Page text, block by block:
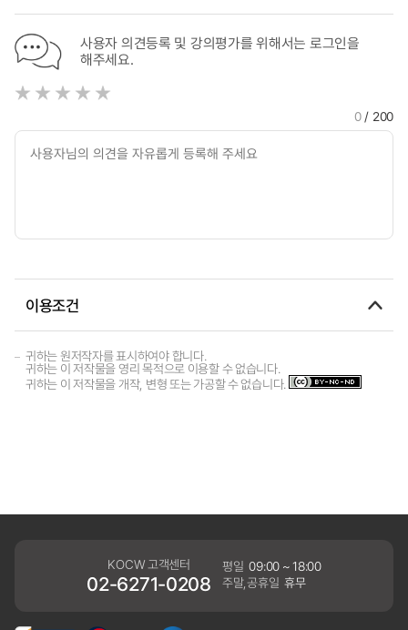
사용자 의견등록 및 강의평가를 위해서는 로그인을
해주세요.
0/ 200
이용조건
귀하는 원저작자를 표시하여야 합니다.
귀하는 이 저작물을 영리 목적으로 이용할 수 없습니다.
귀하는 이 저작물을 개작, 변형 또는 가공할 수 없습니다.
KOCW 고객센터
02-6271-0208
평일 09:00 ~ 18:00
주말,공휴일 휴무